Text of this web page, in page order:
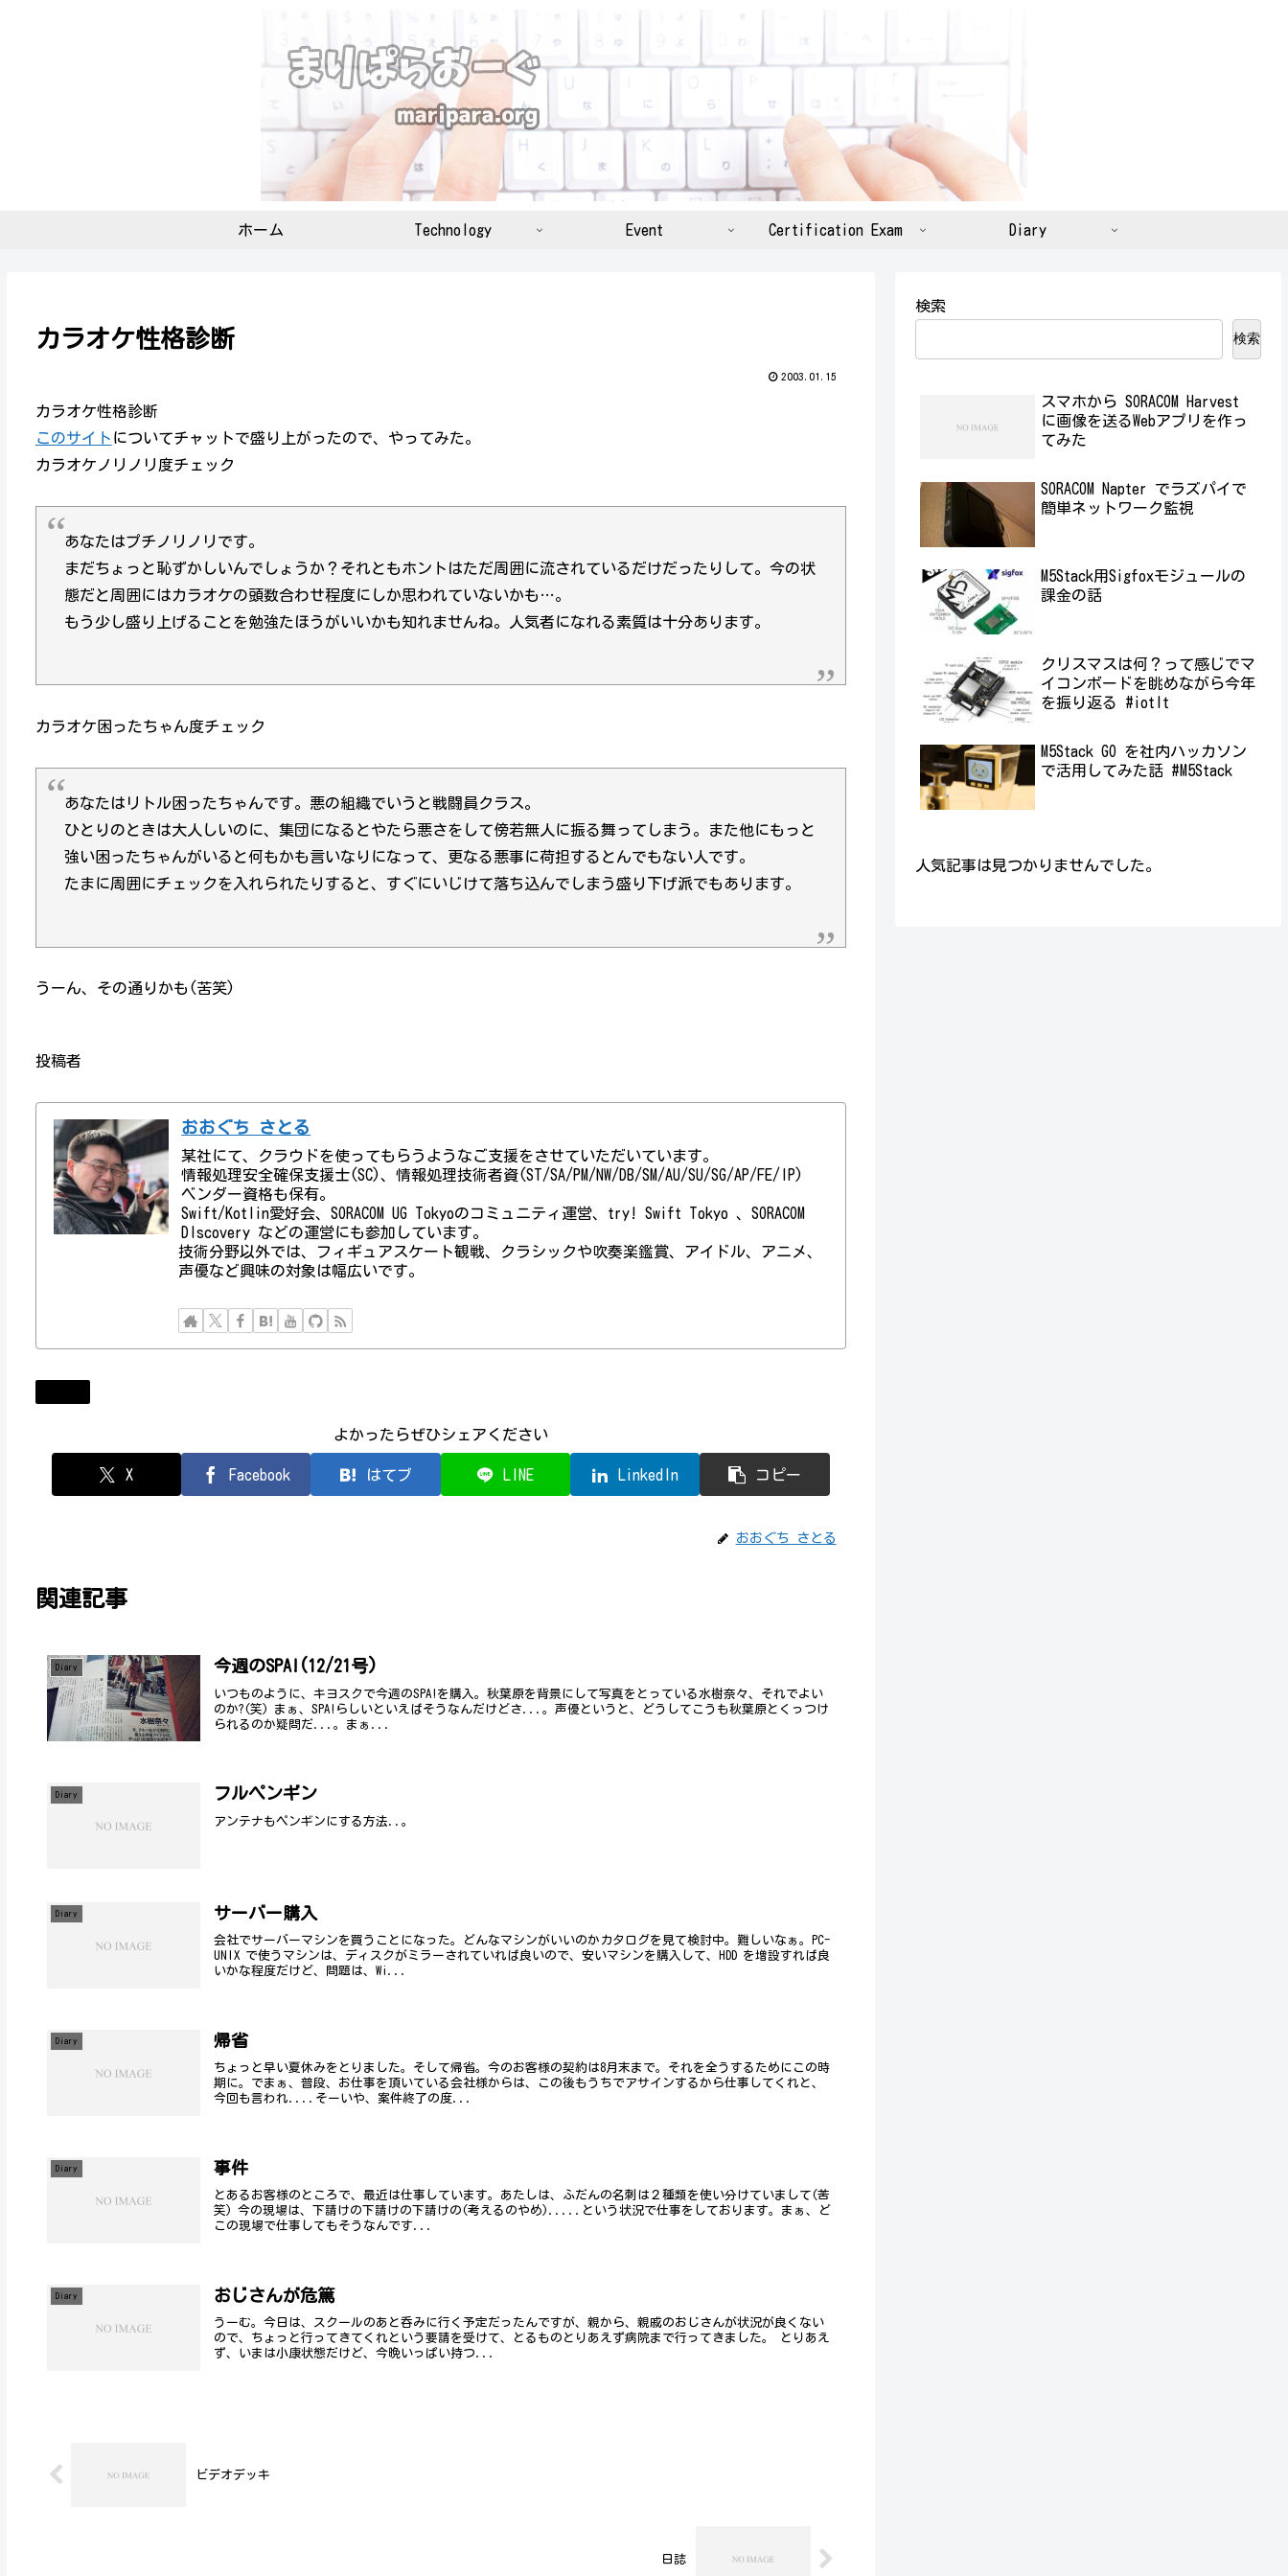
ホーム Technology Event Certification Exam Diary
カラオケ性格診断
2003.01.15
カラオケ性格診断
このサイト についてチャットで盛り上がったので、やってみた。
カラオケノリノリ度チェック
あなたはプチノリノリです。
まだちょっと恥ずかしいんでしょうか？それともホントはただ周囲に流されているだけだったりして。今の状
態だと周囲にはカラオケの頭数合わせ程度にしか思われていないかも…。
もう少し盛り上げることを勉強たほうがいいかも知れませんね。人気者になれる素質は十分あります。
カラオケ困ったちゃん度チェック
あなたはリトル困ったちゃんです。悪の組織でいうと戦闘員クラス。
ひとりのときは大人しいのに、集団になるとやたら悪さをして傍若無人に振る舞ってしまう。また他にもっと
強い困ったちゃんがいると何もかも言いなりになって、更なる悪事に荷担するとんでもない人です。
たまに周囲にチェックを入れられたりすると、すぐにいじけて落ち込んでしまう盛り下げ派でもあります。
うーん、その通りかも(苦笑)
投稿者
おおぐち さとる
某社にて、クラウドを使ってもらうようなご支援をさせていただいています。
情報処理安全確保支援士(SC)、情報処理技術者資(ST/SA/PM/NW/DB/SM/AU/SU/SG/AP/FE/IP)
ベンダー資格も保有。
Swift/Kotlin愛好会、SORACOM UG Tokyoのコミュニティ運営、try! Swift Tokyo 、SORACOM
DIscovery などの運営にも参加しています。
技術分野以外では、フィギュアスケート観戦、クラシックや吹奏楽鑑賞、アイドル、アニメ、
声優など興味の対象は幅広いです。
よかったらぜひシェアください
X Facebook はてブ LINE LinkedIn コピー
おおぐち さとる
関連記事
Diary 今週のSPA!(12/21号)
いつものように、キヨスクで今週のSPA!を購入。秋葉原を背景にして写真をとっている水樹奈々、それでよい
のか?(笑) まぁ、SPA!らしいといえばそうなんだけどさ...。声優というと、どうしてこうも秋葉原とくっつけ
られるのか疑問だ...。まぁ...
Diary フルペンギン
アンテナもペンギンにする方法..。
Diary サーバー購入
会社でサーバーマシンを買うことになった。どんなマシンがいいのかカタログを見て検討中。難しいなぁ。PC-
UNIX で使うマシンは、ディスクがミラーされていれば良いので、安いマシンを購入して、HDD を増設すれば良
いかな程度だけど、問題は、Wi...
Diary 帰省
ちょっと早い夏休みをとりました。そして帰省。今のお客様の契約は8月末まで。それを全うするためにこの時
期に。でまぁ、普段、お仕事を頂いている会社様からは、この後もうちでアサインするから仕事してくれと、
今回も言われ....そーいや、案件終了の度...
Diary 事件
とあるお客様のところで、最近は仕事しています。あたしは、ふだんの名刺は２種類を使い分けていまして(苦
笑) 今の現場は、下請けの下請けの下請けの(考えるのやめ).....という状況で仕事をしております。まぁ、ど
この現場で仕事してもそうなんです...
Diary おじさんが危篤
うーむ。今日は、スクールのあと呑みに行く予定だったんですが、親から、親戚のおじさんが状況が良くない
ので、ちょっと行ってきてくれという要請を受けて、とるものとりあえず病院まで行ってきました。 とりあえ
ず、いまは小康状態だけど、今晩いっぱい持つ...
ビデオデッキ
日誌
検索
検索
スマホから SORACOM Harvest
に画像を送るWebアプリを作っ
てみた
SORACOM Napter でラズパイで
簡単ネットワーク監視
M5Stack用Sigfoxモジュールの
課金の話
クリスマスは何？って感じでマ
イコンボードを眺めながら今年
を振り返る #iotlt
M5Stack GO を社内ハッカソン
で活用してみた話 #M5Stack
人気記事は見つかりませんでした。